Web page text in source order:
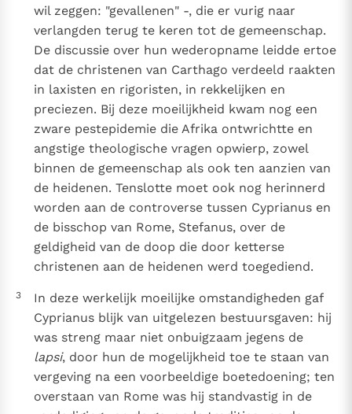
wil zeggen: "gevallenen" -, die er vurig naar
verlangden terug te keren tot de gemeenschap.
De discussie over hun wederopname leidde ertoe
dat de christenen van Carthago verdeeld raakten
in laxisten en rigoristen, in rekkelijken en
preciezen. Bij deze moeilijkheid kwam nog een
zware pestepidemie die Afrika ontwrichtte en
angstige theologische vragen opwierp, zowel
binnen de gemeenschap als ook ten aanzien van
de heidenen. Tenslotte moet ook nog herinnerd
worden aan de controverse tussen Cyprianus en
de bisschop van Rome, Stefanus, over de
geldigheid van de doop die door ketterse
christenen aan de heidenen werd toegediend.
3
In deze werkelijk moeilijke omstandigheden gaf
Cyprianus blijk van uitgelezen bestuursgaven: hij
was streng maar niet onbuigzaam jegens de
lapsi, door hun de mogelijkheid toe te staan van
vergeving na een voorbeeldige boetedoening; ten
overstaan van Rome was hij standvastig in de